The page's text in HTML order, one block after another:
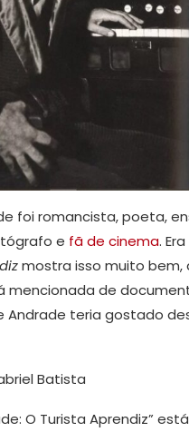
foi romancista, poeta,
e fã de cinema.
mostra isso muito bem,
mencionada de
Andrade teria gostado
Batista
O Turista Aprendiz”